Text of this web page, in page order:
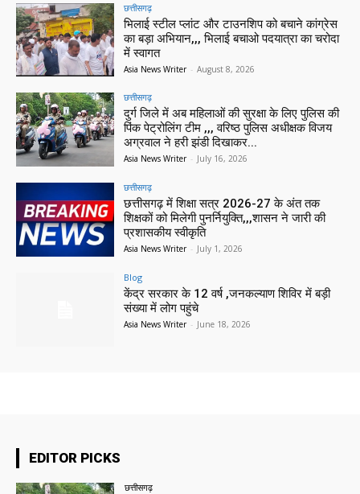
छत्तीसगढ़
भिलाई स्टील प्लांट और टाउनशिप को बचाने कांग्रेस
का बड़ा अभियान,,, भिलाई बचाओ पदयात्रा का चरोदा
में स्वागत
Asia News Writer - August 8, 2026
छत्तीसगढ़
दुर्ग जिले में अब महिलाओं की सुरक्षा के लिए पुलिस की
पिंक पेट्रोलिंग टीम ,,, वरिष्ठ पुलिस अधीक्षक विजय
अग्रवाल ने हरी झंडी दिखाकर...
Asia News Writer - July 16, 2026
छत्तीसगढ़
छत्तीसगढ़ में शिक्षा सत्र 2026-27 के अंत तक
शिक्षकों को मिलेगी पुनर्नियुक्ति,,,शासन ने जारी की
प्रशासकीय स्वीकृति
Asia News Writer - July 1, 2026
Blog
केंद्र सरकार के 12 वर्ष ,जनकल्याण शिविर में बड़ी
संख्या में लोग पहुंचे
Asia News Writer - June 18, 2026
EDITOR PICKS
छत्तीसगढ़